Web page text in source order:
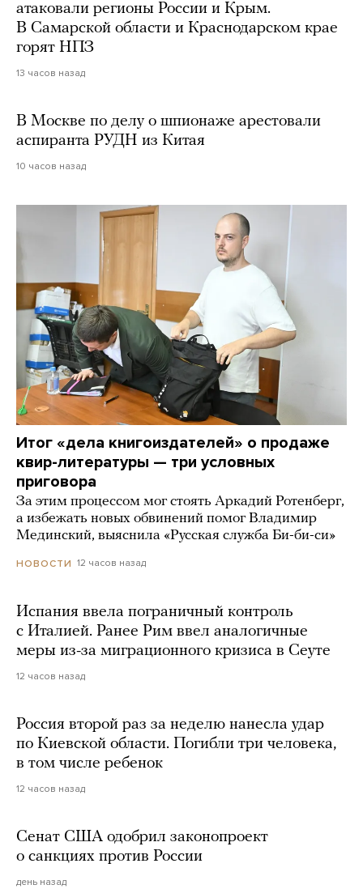
атаковали регионы России и Крым.
В Самарской области и Краснодарском крае
горят НПЗ
13 часов назад
В Москве по делу о шпионаже арестовали
аспиранта РУДН из Китая
10 часов назад
Итог «дела книгоиздателей» о продаже
квир-литературы — три условных
приговора
За этим процессом мог стоять Аркадий Ротенберг,
а избежать новых обвинений помог Владимир
Мединский, выяснила «Русская служба Би-би-си»
НОВОСТИ 12 часов назад
Испания ввела пограничный контроль
с Италией. Ранее Рим ввел аналогичные
меры из-за миграционного кризиса в Сеуте
12 часов назад
Россия второй раз за неделю нанесла удар
по Киевской области. Погибли три человека,
в том числе ребенок
12 часов назад
Сенат США одобрил законопроект
о санкциях против России
день назад